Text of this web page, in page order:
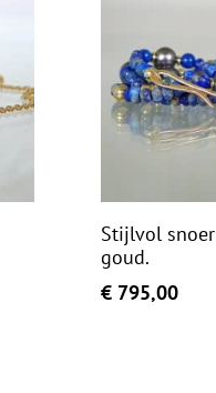
Stijlvol
goud.
€795,00